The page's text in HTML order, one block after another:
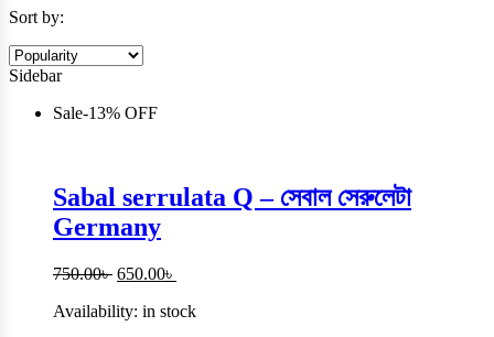
Sort by:
Sidebar
Sale-13% OFF
Sabal serrulata Q – সেবাল সেরুলেটা
Germany
750.00৳ Original
was:
650.00৳
is:
Availability: in stock